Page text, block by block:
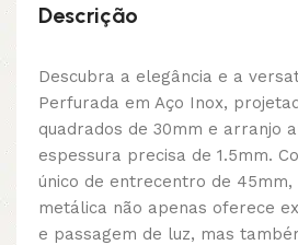
Descrição
Descubra a elegância e a
Perfurada em Aço Inox,
quadrados de 30mm e arranjo
espessura precisa de 1.5mm.
único de entrecentro de
metálica não apenas oferece
e passagem de luz, mas